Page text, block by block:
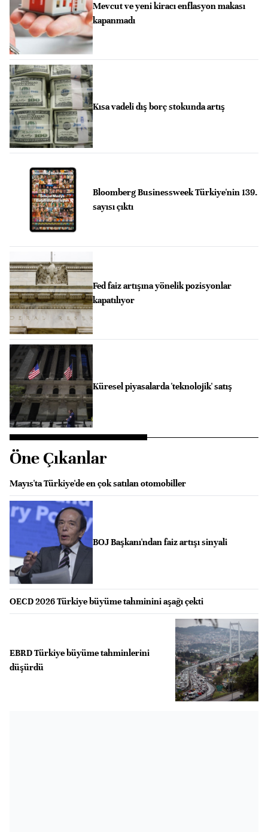
Mevcut ve yeni kiracı enflasyon makası
kapanmadı
Kısa vadeli dış borç stokunda artış
Bloomberg Businessweek Türkiye'nin 139.
sayısı çıktı
Fed faiz artışına yönelik pozisyonlar
kapatılıyor
Küresel piyasalarda 'teknolojik' satış
Öne Çıkanlar
Mayıs'ta Türkiye'de en çok satılan otomobiller
BOJ Başkanı'ndan faiz artışı sinyali
OECD 2026 Türkiye büyüme tahminini aşağı çekti
EBRD Türkiye büyüme tahminlerini
düşürdü